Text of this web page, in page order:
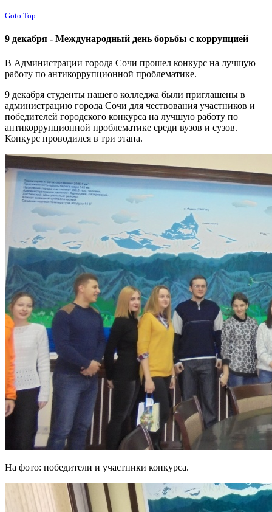
Goto Top
9 декабря - Международный день борьбы с коррупцией
В Администрации города Сочи прошел конкурс на лучшую
работу по антикоррупционной проблематике.
9 декабря студенты нашего колледжа были приглашены в
администрацию города Сочи для чествования участников и
победителей городского конкурса на лучшую работу по
антикоррупционной проблематике среди вузов и сузов.
Конкурс проводился в три этапа.
На фото: победители и участники конкурса.